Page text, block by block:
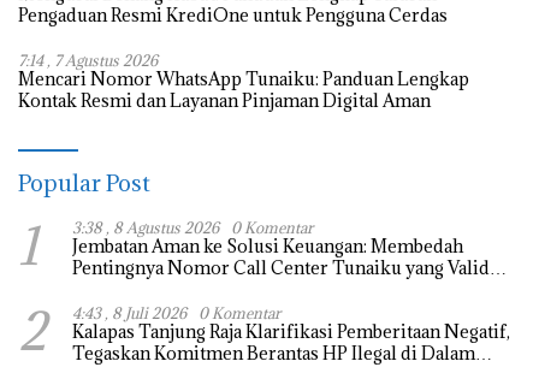
Pengaduan Resmi KrediOne untuk Pengguna Cerdas
7:14 , 7 Agustus 2026
Mencari Nomor WhatsApp Tunaiku: Panduan Lengkap
Kontak Resmi dan Layanan Pinjaman Digital Aman
Popular Post
1 3:38 , 8 Agustus 2026 0 Komentar
Jembatan Aman ke Solusi Keuangan: Membedah
Pentingnya Nomor Call Center Tunaiku yang Valid
2 4:43 , 8 Juli 2026 0 Komentar
Kalapas Tanjung Raja Klarifikasi Pemberitaan Negatif,
Tegaskan Komitmen Berantas HP Ilegal di Dalam